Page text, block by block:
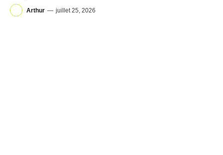
Arthur — juillet 25, 2026